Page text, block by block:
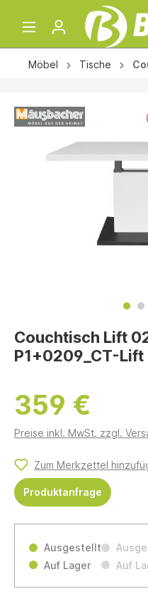
Möbel Tische
Couchtisch Lift
P1+0209_CT-Lift
359 €
Preise inkl. MwSt. zzgl.
Zum Merkzettel
Produktanfrage
Ausgestellt
Auf Lager
Auf